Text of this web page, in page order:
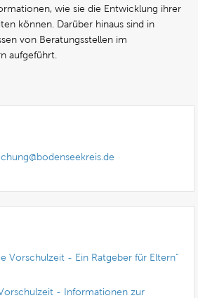
wie sie die Entwicklung ihrer
können. Darüber hinaus sind in
von Beratungsstellen im
aufgeführt.
Vorschulzeit - Ein Ratgeber für Eltern”
- Informationen zur